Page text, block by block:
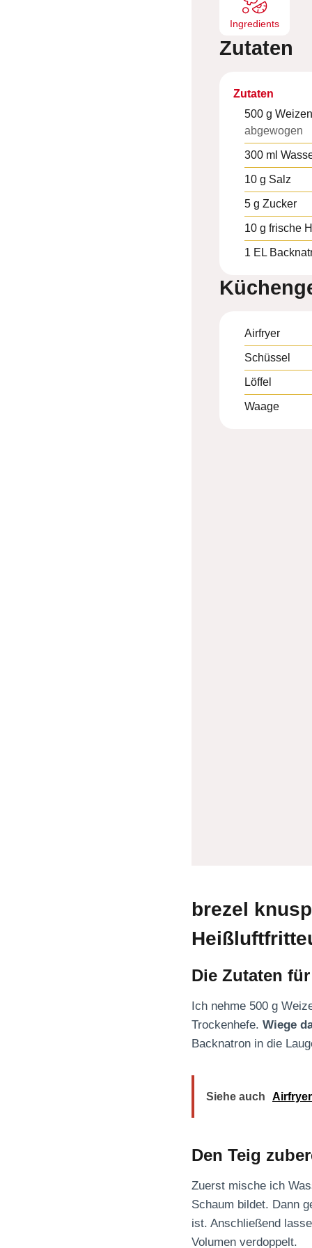
Ingredients
Zutaten
Zutaten
500 g
abgewogen
300 ml
10 g Salz
5 g Zucker
10 g frische
1 EL
Airfryer
Schüssel
Löffel
Waage
brezel
Die Zutaten
Ich nehme 500 g
Trockenhefe. Wiege
Backnatron in die
Siehe auch
Den Teig
Zuerst mische ich
Schaum bildet. Dann
ist. Anschließend
Volumen verdoppelt.